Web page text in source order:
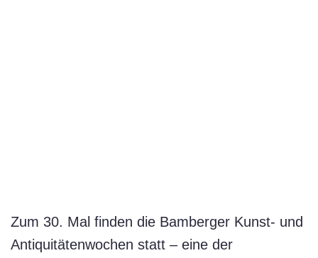
Zum 30. Mal finden die Bamberger Kunst- und
Antiquitätenwochen statt – eine der